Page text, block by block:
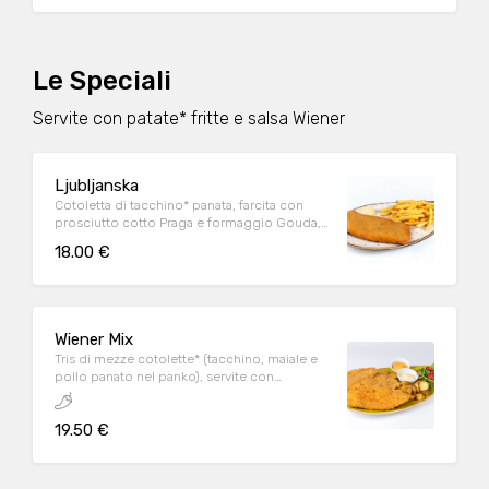
Le Speciali
Servite con patate* fritte e salsa Wiener
Ljubljanska
Cotoletta di tacchino* panata, farcita con
prosciutto cotto Praga e formaggio Gouda,
18.00 €
Wiener Mix
Tris di mezze cotolette* (tacchino, maiale e
pollo panato nel panko), servite con
insalatina di rucola e pomodorini, patate al
forno, salsa Wiener e salsa speziata
19.50 €